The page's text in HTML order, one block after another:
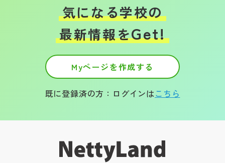
気になる学校の
最新情報をGet!
Myページを作成する
既に登録済の方：ログインはこちら